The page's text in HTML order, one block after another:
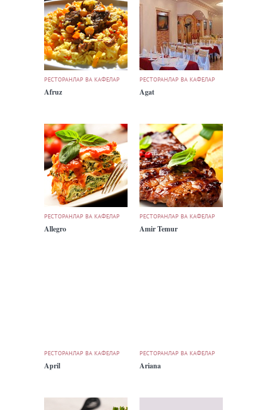
РЕСТОРАНЛАР ВА КАФЕЛАР
Afruz
РЕСТОРАНЛАР ВА КАФЕЛАР
Agat
РЕСТОРАНЛАР ВА КАФЕЛАР
Allegro
РЕСТОРАНЛАР ВА КАФЕЛАР
Amir Temur
РЕСТОРАНЛАР ВА КАФЕЛАР
April
РЕСТОРАНЛАР ВА КАФЕЛАР
Ariana